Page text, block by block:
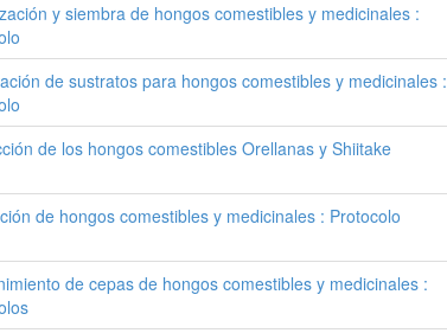
y siembra de hongos comestibles y medicinales :
de sustratos para hongos comestibles y medicinales :
de los hongos comestibles Orellanas y Shiitake
de hongos comestibles y medicinales : Protocolo
de cepas de hongos comestibles y medicinales :